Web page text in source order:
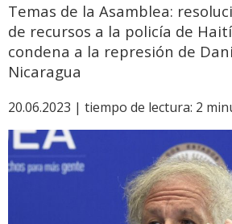
Temas de la Asamblea:
de recursos a la policía de
condena a la represión de
Nicaragua
20.06.2023 | tiempo de lectura: 2